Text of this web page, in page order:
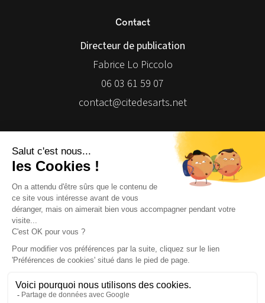
Contact
Directeur de publication
Fabrice Lo Piccolo
06 03 61 59 07
contact@citedesarts.net
© 2026 | Cité des Arts | Tous droits réservés